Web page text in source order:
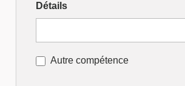
Détails
Autre compétence